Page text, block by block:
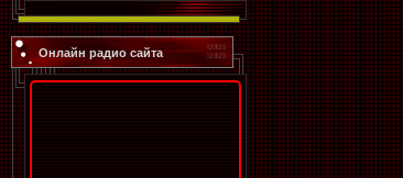
Онлайн радио сайта